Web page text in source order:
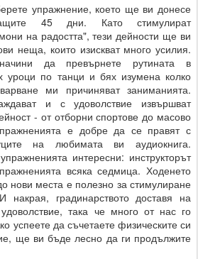
упражнение, което ще ви донесе
45 дни. Като стимулират
на радостта", тези дейности ще ви
неща, които изискват много усилия.
да превърнете рутината в
уроци по танци и бях изумена колко
ми причиняват заниманията.
и с удоволствие извършват
- от отборни спортове до масово
е добре да се правят с
на любимата ви аудиокнига.
интересни: инструкторът
всяка седмица. Ходенето
нови места е полезно за стимулиране
градинарството доставя на
така че много от нас го
успеете да съчетаете физическите си
ще ви бъде лесно да ги продължите